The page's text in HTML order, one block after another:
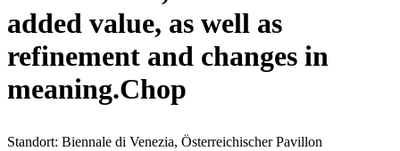
added value, as well as
refinement and changes in
meaning.Chop
Standort: Biennale di Venezia, Österreichischer Pavillon